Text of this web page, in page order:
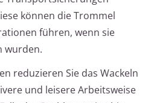
können die Trommel
führen, wenn sie
wurden.
reduzieren Sie das Wackeln
und leisere Arbeitsweise